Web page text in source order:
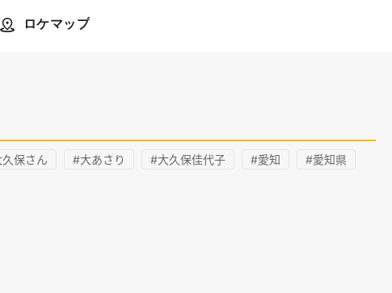
ロケマップ
保さん #大あさり #大久保佳代子 #愛知 #愛知県